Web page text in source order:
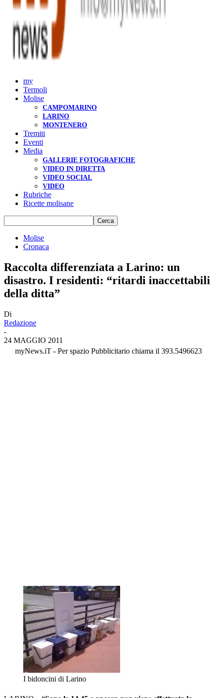
my
Termoli
Molise
CAMPOMARINO
LARINO
MONTENERO
Tremiti
Eventi
Media
GALLERIE FOTOGRAFICHE
VIDEO IN DIRETTA
VIDEO SOCIAL
VIDEO
Rubriche
Ricette molisane
Molise
Cronaca
Raccolta differenziata a Larino: un
disastro. I residenti: “ritardi inaccettabili
della ditta”
Di
Redazione
-
24 MAGGIO 2011
myNews.iT - Per spazio Pubblicitario chiama il 393.5496623
I bidoncini di Larino